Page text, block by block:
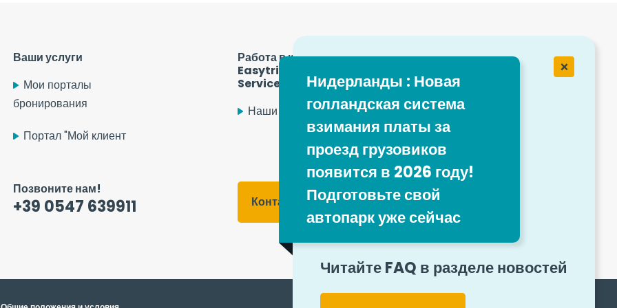
Нидерланды : Новая
голландская система
взимания платы за
проезд грузовиков
появится в 2026 году!
Подготовьте свой
автопарк уже сейчас
Читайте FAQ в разделе новостей
Ваши услуги
Мои порталы
бронирования
Портал "Мой клиент
Работа в компании
Easytrip Transport
Services
Наши вакансии
Позвоните нам!
+39 0547 639911 Контактная форма